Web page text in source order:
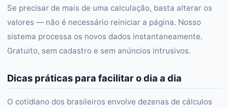
Se precisar de mais de uma calculação, basta alterar os
valores — não é necessário reiniciar a página. Nosso
sistema processa os novos dados instantaneamente.
Gratuito, sem cadastro e sem anúncios intrusivos.
Dicas práticas para facilitar o dia a dia
O cotidiano dos brasileiros envolve dezenas de cálculos